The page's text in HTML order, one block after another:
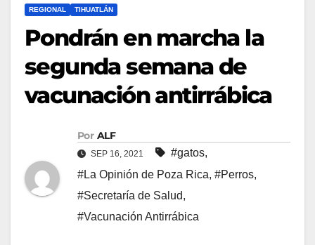
REGIONAL TIHUATLÁN
Pondrán en marcha la
segunda semana de
vacunación antirrábica
Por ALF
SEP 16, 2021 #gatos,
#La Opinión de Poza Rica, #Perros,
#Secretaría de Salud,
#Vacunación Antirrábica